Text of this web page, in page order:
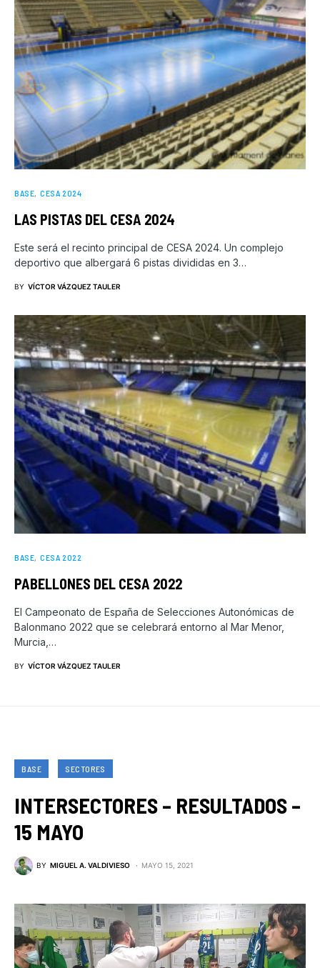
BASE CESA 2024
LAS PISTAS DEL CESA 2024
Este será el recinto principal de CESA 2024. Un complejo
deportivo que albergará 6 pistas divididas en 3…
BY VÍCTOR VÁZQUEZ TAULER
BASE CESA 2022
PABELLONES DEL CESA 2022
El Campeonato de España de Selecciones Autonómicas de
Balonmano 2022 que se celebrará entorno al Mar Menor,
Murcia,…
BY VÍCTOR VÁZQUEZ TAULER
BASE SECTORES
INTERSECTORES – RESULTADOS –
15 MAYO
BY MIGUEL A. VALDIVIESO MAYO 15, 2021